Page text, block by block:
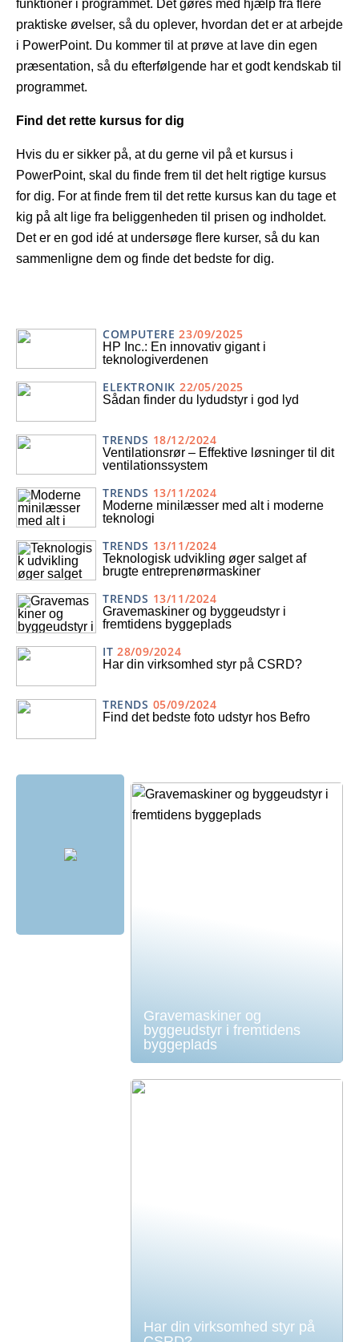
funktioner i programmet. Det gøres med hjælp fra flere
praktiske øvelser, så du oplever, hvordan det er at arbejde
i PowerPoint. Du kommer til at prøve at lave din egen
præsentation, så du efterfølgende har et godt kendskab til
programmet.
Find det rette kursus for dig
Hvis du er sikker på, at du gerne vil på et kursus i
PowerPoint, skal du finde frem til det helt rigtige kursus
for dig. For at finde frem til det rette kursus kan du tage et
kig på alt lige fra beliggenheden til prisen og indholdet.
Det er en god idé at undersøge flere kurser, så du kan
sammenligne dem og finde det bedste for dig.
COMPUTERE 23/09/2025
HP Inc.: En innovativ gigant i
teknologiverdenen
ELEKTRONIK 22/05/2025
Sådan finder du lydudstyr i god lyd
TRENDS 18/12/2024
Ventilationsrør – Effektive løsninger til dit
ventilationssystem
TRENDS 13/11/2024
Moderne minilæsser med alt i moderne
teknologi
TRENDS 13/11/2024
Teknologisk udvikling øger salget af
brugte entreprenørmaskiner
TRENDS 13/11/2024
Gravemaskiner og byggeudstyr i
fremtidens byggeplads
IT 28/09/2024
Har din virksomhed styr på CSRD?
TRENDS 05/09/2024
Find det bedste foto udstyr hos Befro
Gravemaskiner og
byggeudstyr i fremtidens
byggeplads
Har din virksomhed styr på